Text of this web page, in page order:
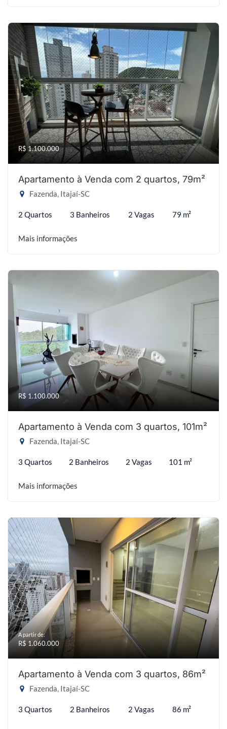
R$ 1.100.000
Apartamento à Venda com 2 quartos, 79m²
Fazenda, Itajaí-SC
2 Quartos 3 Banheiros 2 Vagas 79 m²
Mais informações
R$ 1.100.000
Apartamento à Venda com 3 quartos, 101m²
Fazenda, Itajaí-SC
3 Quartos 2 Banheiros 2 Vagas 101 m²
Mais informações
A partir de:
R$ 1.060.000
Apartamento à Venda com 3 quartos, 86m²
Fazenda, Itajaí-SC
3 Quartos 2 Banheiros 2 Vagas 86 m²